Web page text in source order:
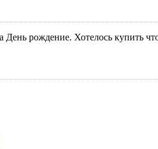
День рождение. Хотелось купить